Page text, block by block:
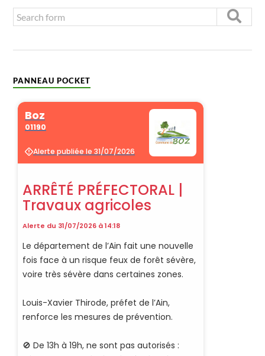
PANNEAU POCKET